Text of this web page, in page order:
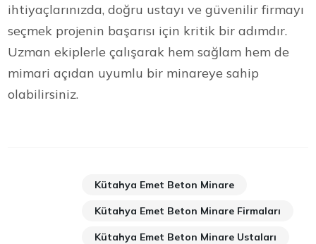
ihtiyaçlarınızda, doğru ustayı ve güvenilir firmayı
seçmek projenin başarısı için kritik bir adımdır.
Uzman ekiplerle çalışarak hem sağlam hem de
mimari açıdan uyumlu bir minareye sahip
olabilirsiniz.
Kütahya Emet Beton Minare
Kütahya Emet Beton Minare Firmaları
Kütahya Emet Beton Minare Ustaları